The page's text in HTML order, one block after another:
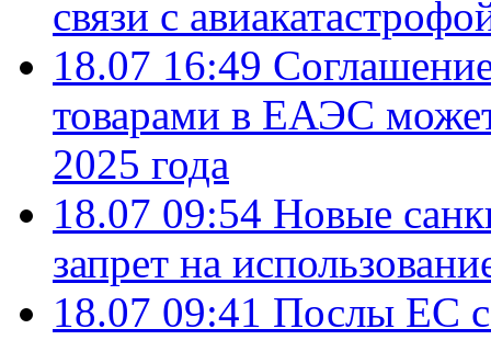
связи с
18.07 16:49
товарами в ЕАЭС
2025 года
18.07 09:54 Новые
запрет на
18.07 09:41 Послы ЕС